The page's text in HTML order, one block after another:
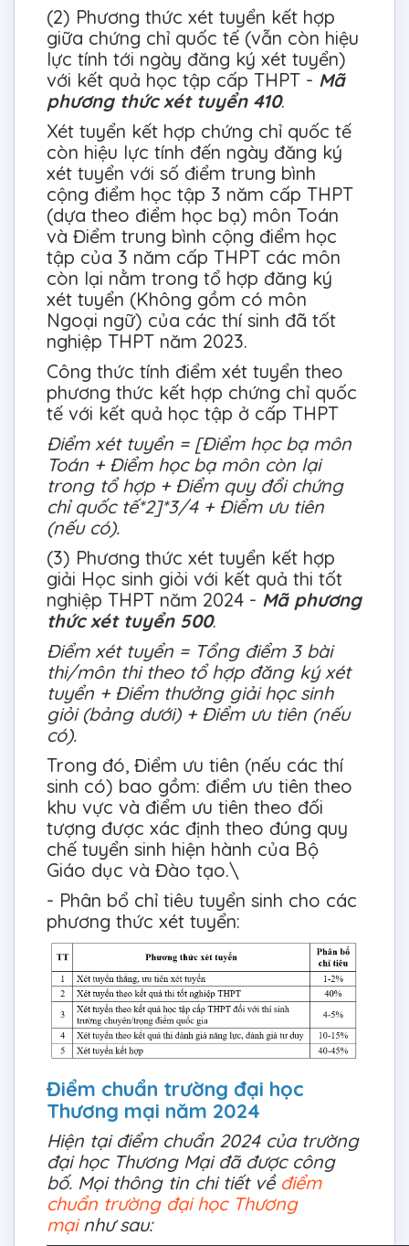
(2) Phương thức xét tuyển kết hợp
giữa chứng chỉ quốc tế (vẫn còn hiệu
lực tính tới ngày đăng ký xét tuyển)
với kết quả học tập cấp THPT - Mã
phương thức xét tuyển 410.
Xét tuyển kết hợp chứng chỉ quốc tế
còn hiệu lực tính đến ngày đăng ký
xét tuyển với số điểm trung bình
cộng điểm học tập 3 năm cấp THPT
(dựa theo điểm học bạ) môn Toán
và Điểm trung bình cộng điểm học
tập của 3 năm cấp THPT các môn
còn lại nằm trong tổ hợp đăng ký
xét tuyển (Không gồm có môn
Ngoại ngữ) của các thí sinh đã tốt
nghiệp THPT năm 2023.
Công thức tính điểm xét tuyển theo
phương thức kết hợp chứng chỉ quốc
tế với kết quả học tập ở cấp THPT
Điểm xét tuyển = [Điểm học bạ môn
Toán + Điểm học bạ môn còn lại
trong tổ hợp + Điểm quy đổi chứng
chỉ quốc tế*2]*3/4 + Điểm ưu tiên
(nếu có).
(3) Phương thức xét tuyển kết hợp
giải Học sinh giỏi với kết quả thi tốt
nghiệp THPT năm 2024 - Mã phương
thức xét tuyển 500.
Điểm xét tuyển = Tổng điểm 3 bài
thi/môn thi theo tổ hợp đăng ký xét
tuyển + Điểm thưởng giải học sinh
giỏi (bảng dưới) + Điểm ưu tiên (nếu
có).
Trong đó, Điểm ưu tiên (nếu các thí
sinh có) bao gồm: điểm ưu tiên theo
khu vực và điểm ưu tiên theo đối
tượng được xác định theo đúng quy
chế tuyển sinh hiện hành của Bộ
Giáo dục và Đào tạo.\
- Phân bổ chỉ tiêu tuyển sinh cho các
phương thức xét tuyển:
Điểm chuẩn trường đại học
Thương mại năm 2024
Hiện tại điểm chuẩn 2024 của trường
đại học Thương Mại đã được công
bố. Mọi thông tin chi tiết về điểm
chuẩn trường đại học Thương
mạinhư sau: